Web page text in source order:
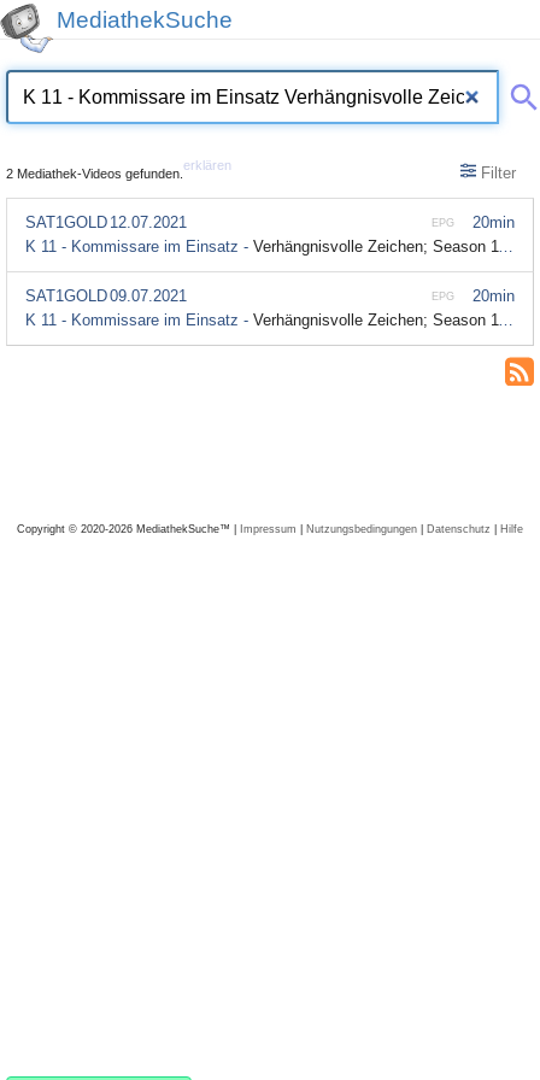
MediathekSuche
2 Mediathek-Videos gefunden.
erklären Filter
20min
EPG
SAT1GOLD 12.07.2021
K 11 - Kommissare im Einsatz - Verhängnisvolle Zeichen; Season 11 Episode 171
20min
EPG
SAT1GOLD09.07.2021
K 11 - Kommissare im Einsatz - Verhängnisvolle Zeichen; Season 11 Episode 171
Copyright © 2020-2026 MediathekSuche™ | Impressum | Nutzungsbedingungen | Datenschutz | Hilfe